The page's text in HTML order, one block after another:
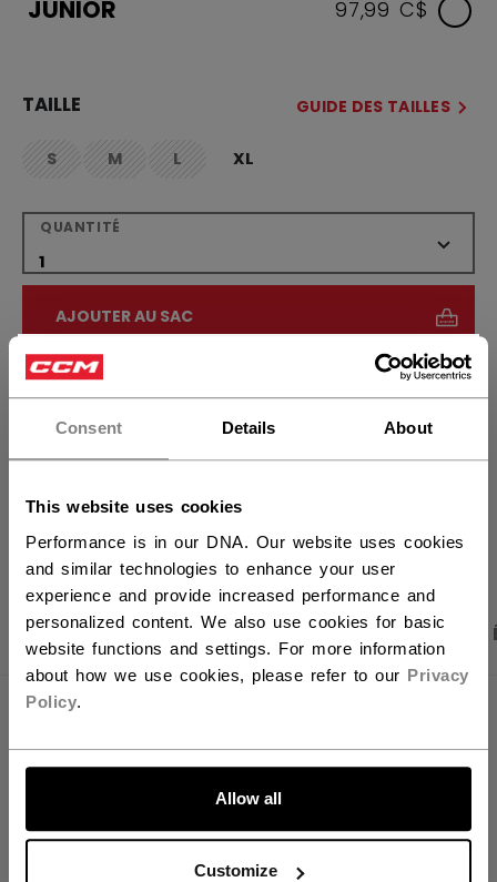
Consent Details About
This website uses cookies
Performance is in our DNA. Our website uses cookies
and similar technologies to enhance your user
experience and provide increased performance and
personalized content. We also use cookies for basic
website functions and settings. For more information
about how we use cookies, please refer to our Privacy
Policy.
Allow all
Customize
Vous souhaitez expédier des
produits aux États-Unis ?
ALLONS-Y !
JUNIOR 97,99 C$
TAILLE GUIDE DES TAILLES
Snot.available
Mnot.available
Lnot.available
XL
QUANTITÉ
AJOUTER AU SAC
TROUVER EN MAGASIN
Politique de livraison Retours gratuits
PHOTOS DU PRODUIT CARACTÉRISTIQUES
CARACTÉRISTIQUES
IDENTIFICATION
EPXF-SR
Senior